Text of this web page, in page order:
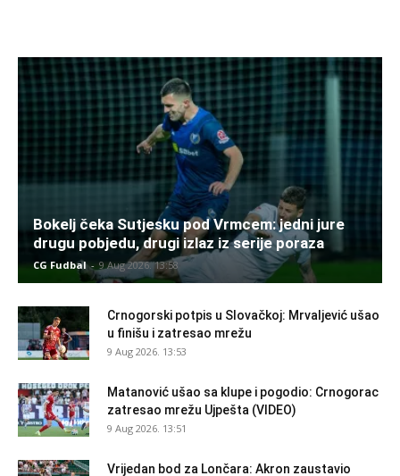
Bokelj čeka Sutjesku pod Vrmcem: jedni jure
drugu pobjedu, drugi izlaz iz serije poraza
CG Fudbal - 9 Aug 2026. 13:58
Crnogorski potpis u Slovačkoj: Mrvaljević ušao
u finišu i zatresao mrežu
9 Aug 2026. 13:53
Matanović ušao sa klupe i pogodio: Crnogorac
zatresao mrežu Ujpešta (VIDEO)
9 Aug 2026. 13:51
Vrijedan bod za Lončara: Akron zaustavio